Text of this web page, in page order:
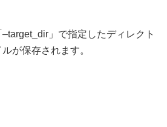
」で指定したディレクト
が保存されます。